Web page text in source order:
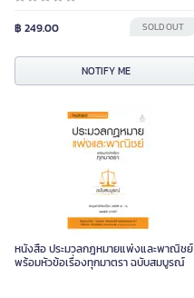
฿ 249.00 SOLD OUT
NOTIFY ME
หนังสือ ประมวลกฎหมายแพ่งและพาณิชย์
พร้อมหัวข้อเรื่องทุกมาตรา ฉบับสมบูรณ์